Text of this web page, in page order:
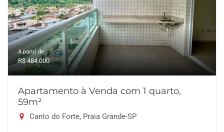
A partir de:
R$ 484.000
Apartamento à Venda com 1 quarto,
59m²
Canto do Forte, Praia Grande-SP